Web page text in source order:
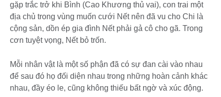
gặp trắc trở khi Bình (Cao Khương thủ vai), con trai một
địa chủ trong vùng muốn cưới Nết nên đã vu cho Chi là
cộng sản, dồn ép gia đình Nết phải gả cô cho gã. Trong
cơn tuyệt vọng, Nết bỏ trốn.
Mỗi nhân vật là một số phận đã có sự đan cài vào nhau
để sau đó họ đối diện nhau trong những hoàn cảnh khác
nhau, đầy éo le, cũng không thiếu bất ngờ và xúc động.